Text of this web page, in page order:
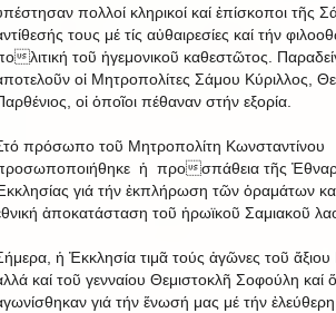
πολλοί κληρικοί καί ἐπίσκοποι τῆς
τους μέ τίς αὐθαιρεσίες καί τήν
λιτική τοῦ ἡγεμονικοῦ καθεστῶτος.
οἱ Μητροπολίτες Σάμου Κύριλλος,
οἱ ὁποῖοι πέθαναν στήν εξορία.
πρόσωπο τοῦ Μητροπολίτη Κωνσταντίνου
ἡ προσπάθεια τῆς
γιά τήν ἐκπλήρωση τῶν ὁραμάτων
ἀποκατάσταση τοῦ ἡρωϊκοῦ Σαμιακοῦ
ἡ Ἐκκλησία τιμᾶ τούς ἀγῶνες τοῦ
καί τοῦ γενναίου Θεμιστοκλῆ Σοφούλη καί
γιά τήν ἕνωσή μας μέ τήν